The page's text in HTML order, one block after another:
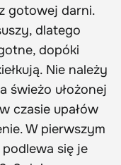
gotowej darni.
dlatego
dopóki
Nie należy
świeżo ułożonej
czasie upałów
W pierwszym
się je